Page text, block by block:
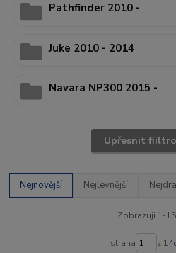
Pathfinder 2010 -
Juke 2010 - 2014
Navara NP300 2015 -
Upřesnit
Nejnovější Nejlevnější
Zobrazuji 1-
strana z 14